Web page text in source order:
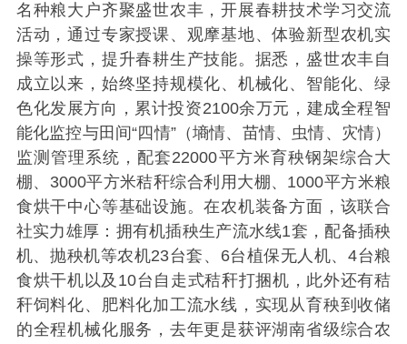
名种粮大户齐聚盛世农丰，开展春耕技术学习交流
活动，通过专家授课、观摩基地、体验新型农机实
操等形式，提升春耕生产技能。据悉，盛世农丰自
成立以来，始终坚持规模化、机械化、智能化、绿
色化发展方向，累计投资2100余万元，建成全程智
能化监控与田间“四情”（墒情、苗情、虫情、灾情）
监测管理系统，配套22000平方米育秧钢架综合大
棚、3000平方米秸秆综合利用大棚、1000平方米粮
食烘干中心等基础设施。在农机装备方面，该联合
社实力雄厚：拥有机插秧生产流水线1套，配备插秧
机、抛秧机等农机23台套、6台植保无人机、4台粮
食烘干机以及10台自走式秸秆打捆机，此外还有秸
秆饲料化、肥料化加工流水线，实现从育秧到收储
的全程机械化服务，去年更是获评湖南省级综合农